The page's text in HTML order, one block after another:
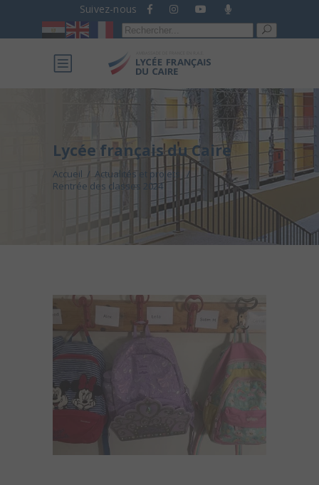
Suivez-nous
Recherche
pour :
Lycée français du Caire
Accueil / Actualités et projets
/
Rentrée des classes 2024